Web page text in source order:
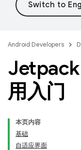
Android Developers
用入门
本页内容
基础
自适应界面